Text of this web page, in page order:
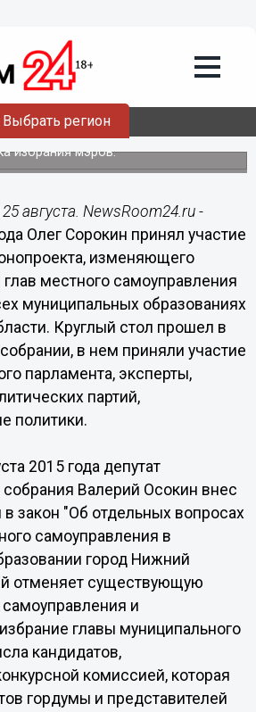
Выбрать регион
избрания глав МСУ в
мнение наших
Сорокин
выступает за общественное
избрания мэров.
августа. NewsRoom24.ru -
Олег Сорокин принял участие
изменяющего
местного самоуправления
муниципальных образованиях
Круглый стол прошел в
в нем приняли участие
парламента, эксперты,
партий,
политики.
2015 года депутат
собрания Валерий Осокин внес
закон "Об отдельных вопросах
самоуправления в
город Нижний
отменяет существующую
и
главы муниципального
кандидатов,
комиссией, которая
гордумы и представителей